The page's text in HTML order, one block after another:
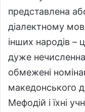
представлена
діалектному
інших народів –
дуже
обмежені
македонського
Мефодій і їхні